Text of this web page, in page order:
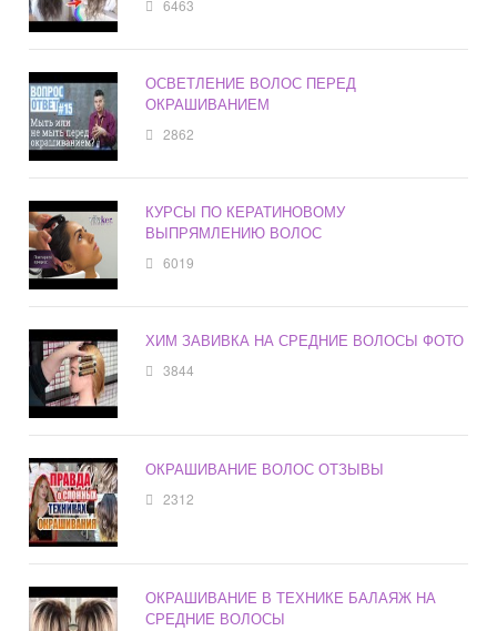
6463
ОСВЕТЛЕНИЕ ВОЛОС ПЕРЕД
ОКРАШИВАНИЕМ
2862
КУРСЫ ПО КЕРАТИНОВОМУ
ВЫПРЯМЛЕНИЮ ВОЛОС
6019
ХИМ ЗАВИВКА НА СРЕДНИЕ ВОЛОСЫ ФОТО
3844
ОКРАШИВАНИЕ ВОЛОС ОТЗЫВЫ
2312
ОКРАШИВАНИЕ В ТЕХНИКЕ БАЛАЯЖ НА
СРЕДНИЕ ВОЛОСЫ